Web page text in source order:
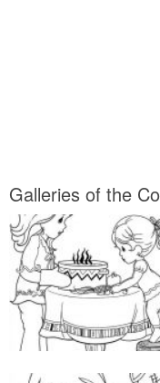
Galleries of the